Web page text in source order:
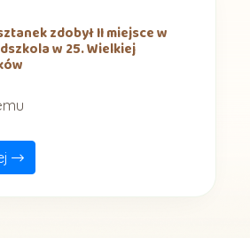
zdobył II miejsce w
w 25. Wielkiej